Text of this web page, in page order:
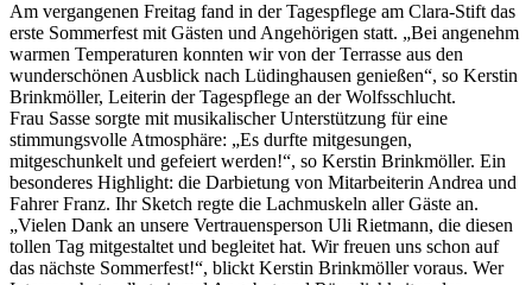
Am vergangenen Freitag fand in der Tagespflege am Clara-Stift das
erste Sommerfest mit Gästen und Angehörigen statt. „Bei angenehm
warmen Temperaturen konnten wir von der Terrasse aus den
wunderschönen Ausblick nach Lüdinghausen genießen“, so Kerstin
Brinkmöller, Leiterin der Tagespflege an der Wolfsschlucht.
Frau Sasse sorgte mit musikalischer Unterstützung für eine
stimmungsvolle Atmosphäre: „Es durfte mitgesungen,
mitgeschunkelt und gefeiert werden!“, so Kerstin Brinkmöller. Ein
besonderes Highlight: die Darbietung von Mitarbeiterin Andrea und
Fahrer Franz. Ihr Sketch regte die Lachmuskeln aller Gäste an.
„Vielen Dank an unsere Vertrauensperson Uli Rietmann, die diesen
tollen Tag mitgestaltet und begleitet hat. Wir freuen uns schon auf
das nächste Sommerfest!“, blickt Kerstin Brinkmöller voraus. Wer